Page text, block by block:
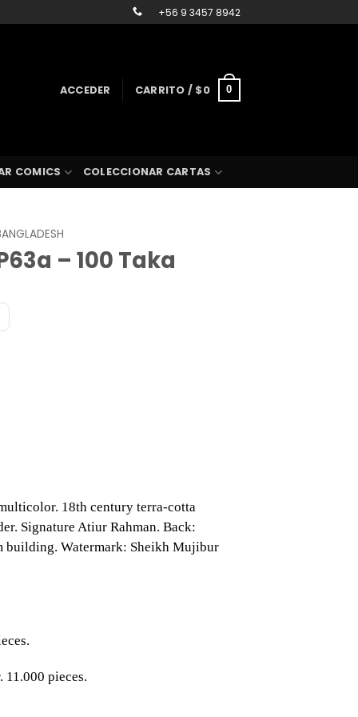
+56 9 3457 8942
ACCEDER CARRITO / $0 0
COMICS COLECCIONAR CARTAS
– 100 Taka
18th century terra-cotta
Signature Atiur Rahman. Back:
building. Watermark: Sheikh Mujibur
pieces.